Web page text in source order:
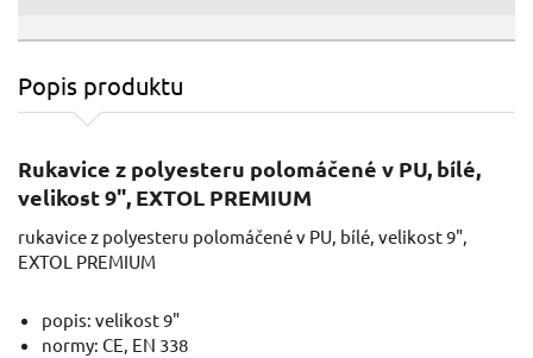
Popis produktu
Rukavice z polyesteru polomáčené v PU, bílé,
velikost 9", EXTOL PREMIUM
rukavice z polyesteru polomáčené v PU, bílé, velikost 9",
EXTOL PREMIUM
popis: velikost 9"
normy: CE, EN 338